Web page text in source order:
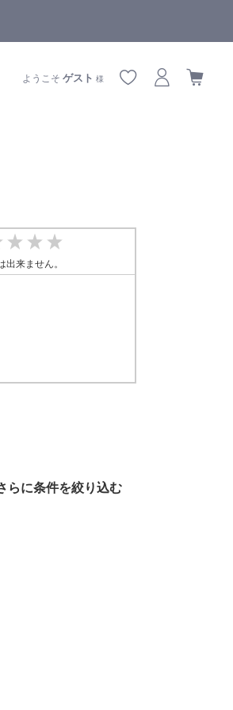
ます
ようこそゲスト 様
来ません。
らに条件を絞り込む